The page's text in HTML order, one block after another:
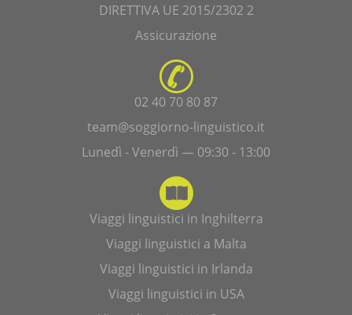
DIRETTIVA UE 2015/2302 2
Assicurazione
02 40 70 80 87
team@soggiorno-linguistico.it
Lunedì - Venerdì — 09:30 - 13:00
Viaggi linguistici in Inghilterra
Viaggi linguistici a Malta
Viaggi linguistici in Irlanda
Viaggi linguistici in USA